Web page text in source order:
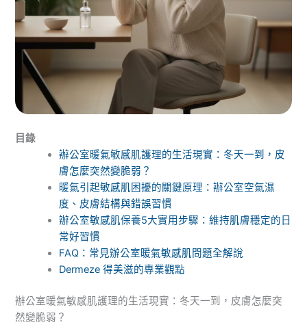
目錄
辦公室暖氣敏感肌護理的生活現實：冬天一到，皮
膚怎麼突然變脆弱？
暖氣引起敏感肌困擾的關鍵原理：辦公室空氣濕
度、皮膚結構與錯誤習慣
辦公室敏感肌保養5大實用步驟：維持肌膚穩定的日
常好習慣
FAQ：常見辦公室暖氣敏感肌問題全解說
Dermeze 得美滋的專業觀點
辦公室暖氣敏感肌護理的生活現實：冬天一到，皮膚怎麼突
然變脆弱？